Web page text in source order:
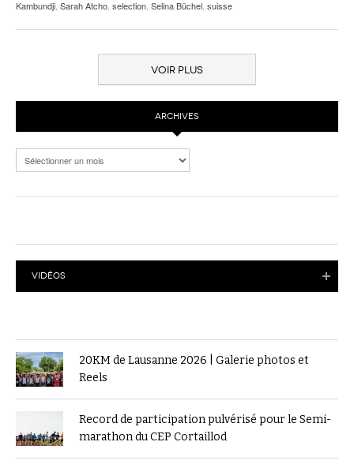
Kambundji Sarah Atcho selection Selina Büchel suisse
VOIR PLUS
ARCHIVES
Archives
VIDÉOS
20KM de Lausanne 2026 | Galerie photos et
Reels
Record de participation pulvérisé pour le Semi-
marathon du CEP Cortaillod